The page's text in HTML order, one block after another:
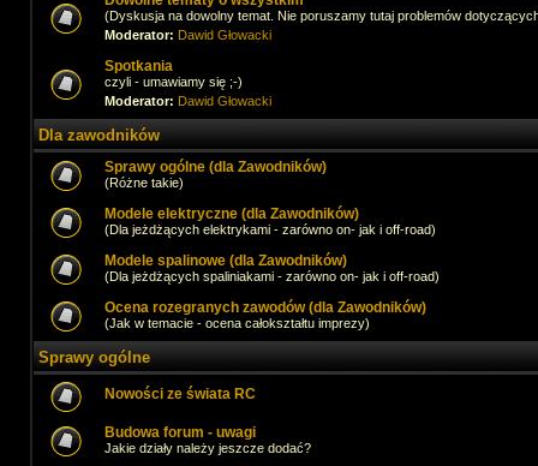
(Dyskusja na dowolny temat. Nie poruszamy tutaj problemów
Moderator: Dawid Głowacki
Spotkania
czyli - umawiamy się ;-)
Moderator: Dawid Głowacki
Dla zawodników
Sprawy ogólne (dla Zawodników)
(Różne takie)
Modele elektryczne (dla Zawodników)
(Dla jeżdżących elektrykami - zarówno on- jak i off-road)
Modele spalinowe (dla Zawodników)
(Dla jeżdżących spaliniakami - zarówno on- jak i off-road)
Ocena rozegranych zawodów (dla Zawodników)
(Jak w temacie - ocena całokształtu imprezy)
Sprawy ogólne
Nowości ze świata RC
Budowa forum - uwagi
Jakie działy należy jeszcze dodać?